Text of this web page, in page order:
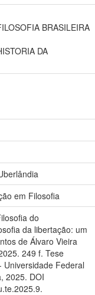
BRASILEIRA
DA
em Filosofia
do
da libertação: um
de Álvaro Vieira
249 f. Tese
Universidade Federal
2025. DOI